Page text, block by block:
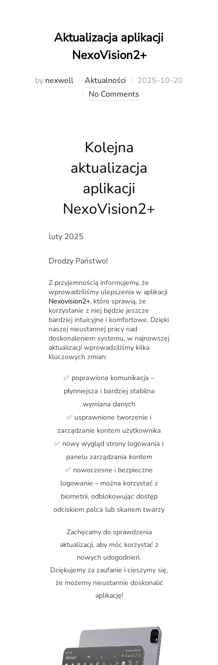
Aktualizacja aplikacji
NexoVision2+
by nexwell Aktualności
Posted
on
2025-10-20
No Comments
Kolejna
aktualizacja
aplikacji
NexoVision2+
luty 2025
Drodzy Państwo!
Z przyjemnością informujemy, że
wprowadziliśmy ulepszenia w aplikacji
Nexovision2+, które sprawią, że
korzystanie z niej będzie jeszcze
bardziej intuicyjne i komfortowe. Dzięki
naszej nieustannej pracy nad
doskonaleniem systemu, w najnowszej
aktualizacji wprowadziliśmy kilka
kluczowych zmian:
✅ poprawiona komunikacja –
płynniejsza i bardziej stabilna
wymiana danych
✅ usprawnione tworzenie i
zarządzanie kontem użytkownika
✅ nowy wygląd strony logowania i
panelu zarządzania kontem
✅ nowoczesne i bezpieczne
logowanie – można korzystać z
biometrii, odblokowując dostęp
odciskiem palca lub skanem twarzy
Zachęcamy do sprawdzenia
aktualizacji, aby móc korzystać z
nowych udogodnień.
Dziękujemy za zaufanie i cieszymy się,
że możemy nieustannie doskonalić
aplikację!